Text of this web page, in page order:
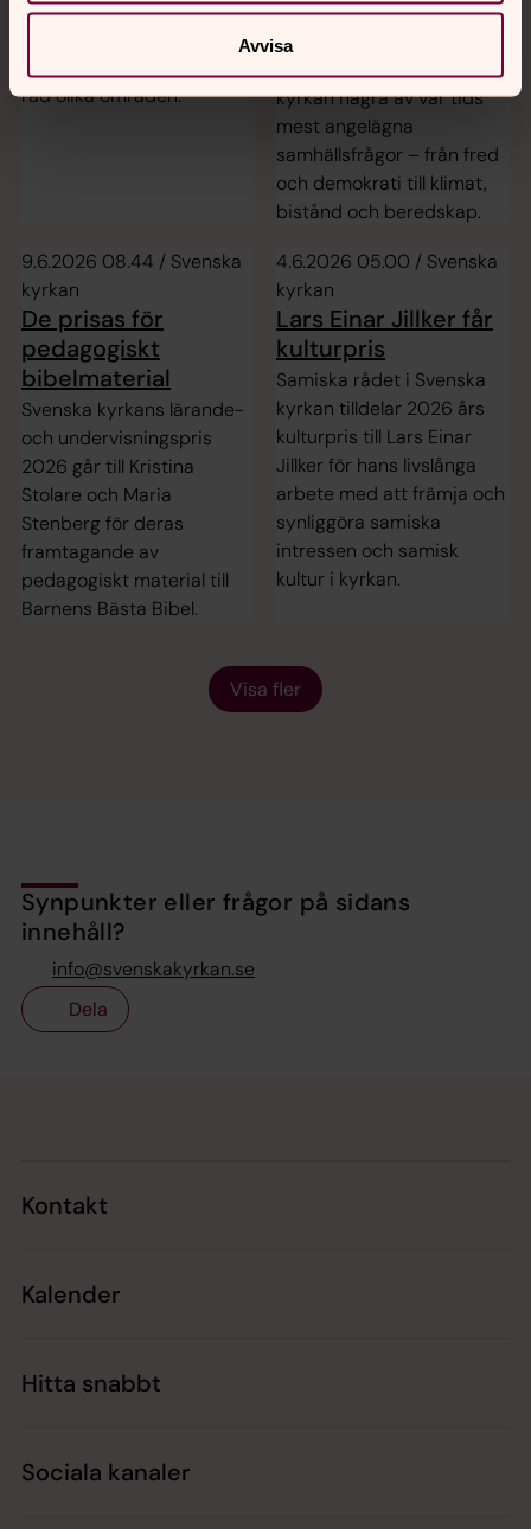
Avvisa
har det kommit in 89
motioner och 5 skrivelser.
rad olika områden.
samhällsfrågor
Under årets
Almedalsvecka belyser
kyrkan några av vår tids
mest angelägna
samhällsfrågor – från fred
och demokrati till klimat,
bistånd och beredskap.
9.6.2026 08.44 / Svenska
kyrkan
De prisas för
pedagogiskt
bibelmaterial
Svenska kyrkans lärande-
och undervisningspris
2026 går till Kristina
Stolare och Maria
Stenberg för deras
framtagande av
pedagogiskt material till
Barnens Bästa Bibel.
4.6.2026 05.00 / Svenska
kyrkan
Lars Einar Jillker får
kulturpris
Samiska rådet i Svenska
kyrkan tilldelar 2026 års
kulturpris till Lars Einar
Jillker för hans livslånga
arbete med att främja och
synliggöra samiska
intressen och samisk
kultur i kyrkan.
Visa fler
Synpunkter eller frågor på sidans
innehåll?
info@svenskakyrkan.se
Dela
Kontakt
Kalender
Hitta snabbt
Sociala kanaler